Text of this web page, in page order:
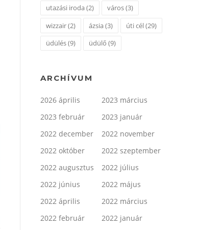
utazási iroda(2) város(3)
wizzair(2) ázsia(3) úti cél(29)
üdülés(9) üdülő (9)
ARCHÍVUM
2026 április
2023 március
2023 február
2023 január
2022 december
2022 november
2022 október
2022 szeptember
2022 augusztus
2022 július
2022 június
2022 május
2022 április
2022 március
2022 február
2022 január